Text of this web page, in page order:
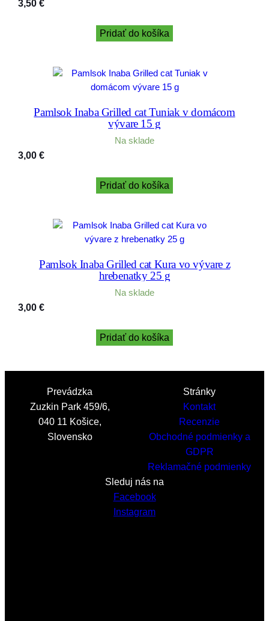
3,50 €
Pridať do košíka
Pamlsok Inaba Grilled cat Tuniak v domácom
vývare 15 g
Na sklade
3,00 €
Pridať do košíka
Pamlsok Inaba Grilled cat Kura vo vývare z
hrebenatky 25 g
Na sklade
3,00 €
Pridať do košíka
Prevádzka
Zuzkin Park 459/6,
040 11 Košice,
Slovensko
Stránky
Kontakt
Recenzie
Obchodné podmienky a
GDPR
Reklamačné podmienky
Sleduj nás na
Facebook
Instagram